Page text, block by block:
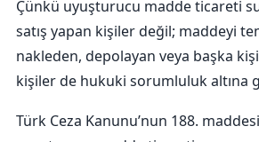
Çünkü uyuşturucu madde ticareti
satış yapan kişiler değil; maddeyi
nakleden, depolayan veya başka
kişiler de hukuki sorumluluk altına
Türk Ceza Kanunu’nun 188.